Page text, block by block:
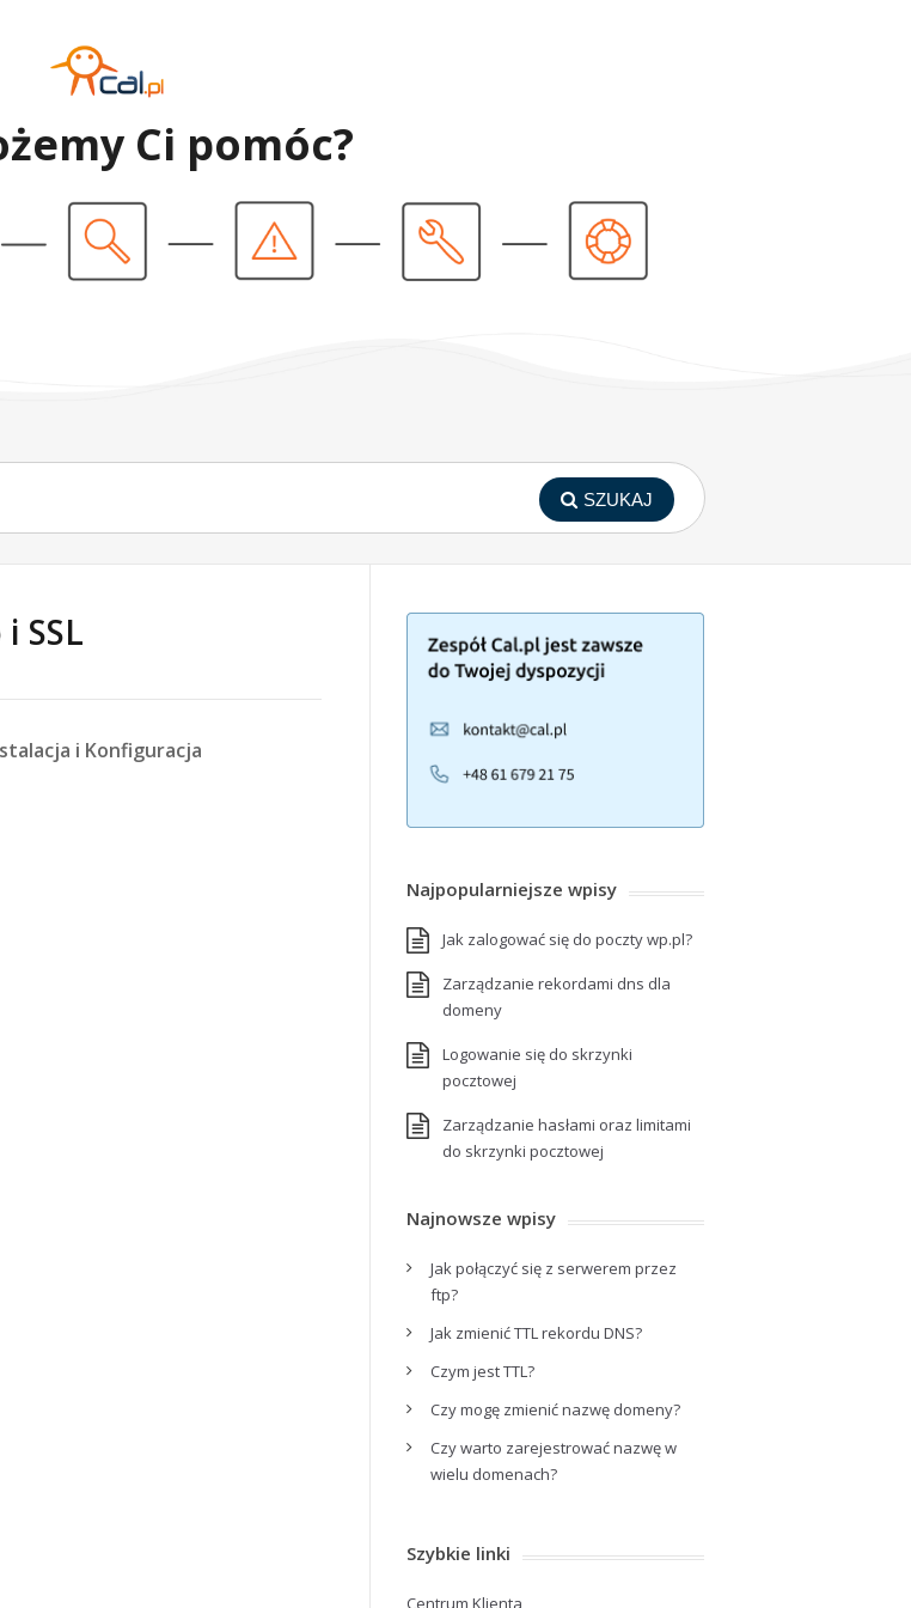
Ci pomóc?
SZUKAJ
SSL
i Konfiguracja
Najpopularniejsze wpisy
Jak zalogować się do poczty wp.pl?
Zarządzanie rekordami dns dla
domeny
Logowanie się do skrzynki
pocztowej
Zarządzanie hasłami oraz limitami
do skrzynki pocztowej
Najnowsze wpisy
Jak połączyć się z serwerem przez
ftp?
Jak zmienić TTL rekordu DNS?
Czym jest TTL?
Czy mogę zmienić nazwę domeny?
Czy warto zarejestrować nazwę w
wielu domenach?
Szybkie linki
Centrum Klienta